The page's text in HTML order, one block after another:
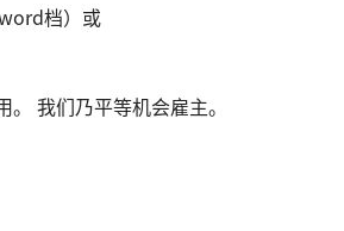
word档）或
我们乃平等机会雇主。